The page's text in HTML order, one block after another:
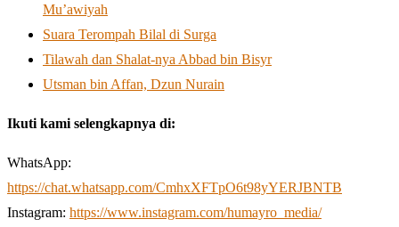
Mu’awiyah
Suara Terompah Bilal di Surga
Tilawah dan Shalat-nya Abbad bin Bisyr
Utsman bin Affan, Dzun Nurain
Ikuti kami selengkapnya di:
WhatsApp:
https://chat.whatsapp.com/CmhxXFTpO6t98yYERJBNTB
Instagram: https://www.instagram.com/humayro_media/